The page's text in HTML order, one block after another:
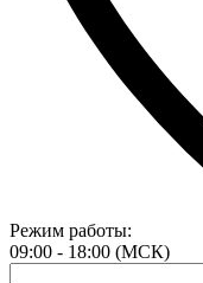
Режим работы:
09:00 - 18:00 (МСК)